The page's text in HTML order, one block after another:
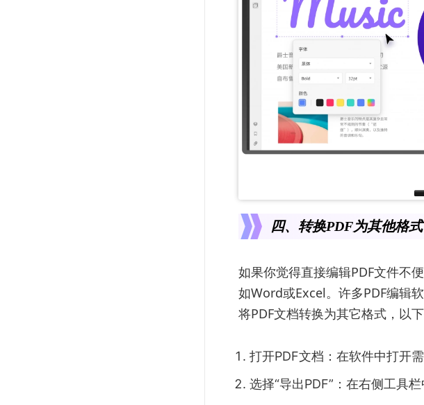
四、转换PDF为其他格式
如果你觉得直接编辑PDF文件不
如Word或Excel。许多PDF编辑
将PDF文档转换为其它格式，以下
打开PDF文档：在软件中打开
选择“导出PDF”：在右侧工具栏